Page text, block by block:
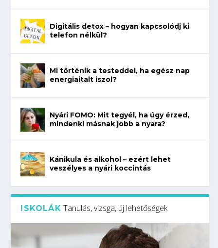
Digitális detox – hogyan kapcsolódj ki
telefon nélkül?
Mi történik a testeddel, ha egész nap
energiaitalt iszol?
Nyári FOMO: Mit tegyél, ha úgy érzed,
mindenki másnak jobb a nyara?
Kánikula és alkohol – ezért lehet
veszélyes a nyári koccintás
ISKOLÁK Tanulás, vizsga, új lehetőségek